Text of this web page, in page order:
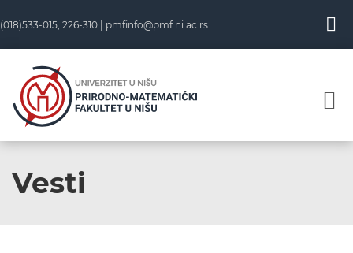
(018)533-015, 226-310 | pmfinfo@pmf.ni.ac.rs
Vesti